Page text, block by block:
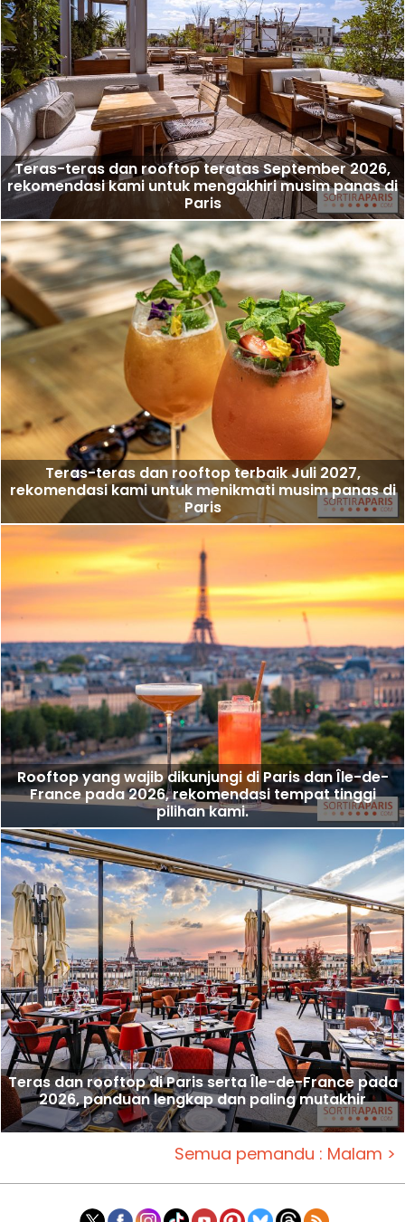
Teras-teras dan rooftop teratas September 2026,
rekomendasi kami untuk mengakhiri musim panas di
Paris
Teras-teras dan rooftop terbaik Juli 2027,
rekomendasi kami untuk menikmati musim panas di
Paris
Rooftop yang wajib dikunjungi di Paris dan Île-de-
France pada 2026, rekomendasi tempat tinggi
pilihan kami.
Teras dan rooftop di Paris serta Île-de-France pada
2026, panduan lengkap dan paling mutakhir
Semua pemandu : Malam >